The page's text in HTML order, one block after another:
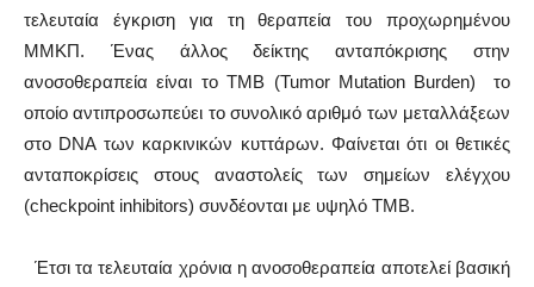
τελευταία έγκριση για τη θεραπεία του προχωρημένου
ΜΜΚΠ. Ένας άλλος δείκτης ανταπόκρισης στην
ανοσοθεραπεία είναι το TMB (Tumor Mutation Burden) το
οποίο αντιπροσωπεύει το συνολικό αριθμό των μεταλλάξεων
στο DNA των καρκινικών κυττάρων. Φαίνεται ότι οι θετικές
ανταποκρίσεις στους αναστολείς των σημείων ελέγχου
(checkpoint inhibitors) συνδέονται με υψηλό TMB.
Έτσι τα τελευταία χρόνια η ανοσοθεραπεία αποτελεί βασική